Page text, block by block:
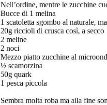
Nell’ordine, mentre le zucchine
Bucce di 1 melina
1 scatoletta sgombo al naturale,
20g riccioli di crusca così, a secco
2 meline
2 noci
Mezzo piatto zucchine al
½ scamorzina
50g quark
1 pesca piccola
Sembra molta roba ma alla fine